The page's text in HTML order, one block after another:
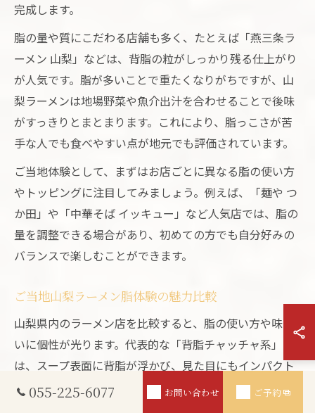
完成します。
脂の量や質にこだわる店舗も多く、たとえば「燕三条ラ
ーメン 山梨」などは、背脂の粒がしっかり残る仕上がり
が人気です。脂が多いことで重たくなりがちですが、山
梨ラーメンは地場野菜や魚介出汁を合わせることで後味
がすっきりとまとまります。これにより、脂っこさが苦
手な人でも食べやすい点が地元でも評価されています。
ご当地体験として、まずはお店ごとに異なる脂の使い方
やトッピングに注目してみましょう。例えば、「麺や つ
か田」や「中華そば イッキュー」など人気店では、脂の
量を調整できる場合があり、初めての方でも自分好みの
バランスで楽しむことができます。
ご当地山梨ラーメン脂体験の魅力比較
山梨県内のラーメン店を比較すると、脂の使い方や味わ
いに個性が光ります。代表的な「背脂チャッチャ系」で
は、スープ表面に背脂が浮かび、見た目にもインパクト
があります。対して、地元の味噌や醤油を生かしたラー
055-225-6077 お問い合わせ ご予約